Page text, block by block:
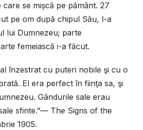
se mişcă pe pământ. 27
pe om după chipul Său, l-a
lui Dumnezeu; parte
femeiască i-a făcut.
înzestrat cu puteri nobile şi cu o
El era perfect în fiinţa sa, şi
Gândurile sale erau
sfinte.”— The Signs of the
1905.